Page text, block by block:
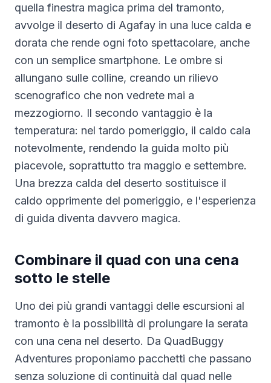
quella finestra magica prima del tramonto,
avvolge il deserto di Agafay in una luce calda e
dorata che rende ogni foto spettacolare, anche
con un semplice smartphone. Le ombre si
allungano sulle colline, creando un rilievo
scenografico che non vedrete mai a
mezzogiorno. Il secondo vantaggio è la
temperatura: nel tardo pomeriggio, il caldo cala
notevolmente, rendendo la guida molto più
piacevole, soprattutto tra maggio e settembre.
Una brezza calda del deserto sostituisce il
caldo opprimente del pomeriggio, e l'esperienza
di guida diventa davvero magica.
Combinare il quad con una cena
sotto le stelle
Uno dei più grandi vantaggi delle escursioni al
tramonto è la possibilità di prolungare la serata
con una cena nel deserto. Da QuadBuggy
Adventures proponiamo pacchetti che passano
senza soluzione di continuità dal quad nelle